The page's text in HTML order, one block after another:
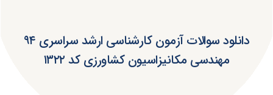
دانلود سوالات آزمون کارشناسی ارشد سراسری ۹۴
مهندسی مکانیزاسیون کشاورزی کد ۱۳۲۲